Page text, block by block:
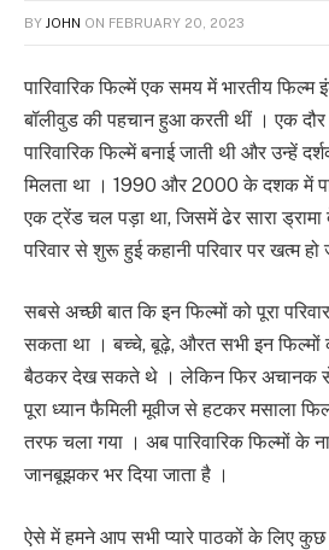
BY JOHN ON FEBRUARY 20, 2023
पारिवारिक फिल्में एक समय में भारतीय फिल्म
बॉलीवुड की पहचान हुआ करती थीं । एक
पारिवारिक फिल्में बनाई जाती थी और उन्हें
मिलता था । 1990 और 2000 के दशक में
एक ट्रेंड चल पड़ा था, जिसमें ढेर सारा
परिवार से शुरू हुई कहानी परिवार पर खत्म हो
सबसे अच्छी बात कि इन फिल्मों को पूरा
सकता था । बच्चे, बूढ़े, औरत सभी इन
बैठकर देख सकते थे । लेकिन फिर अचानक से
पूरा ध्यान फैमिली मूवीज से हटकर मसाला
तरफ चला गया । अब पारिवारिक फिल्मों के
जानबूझकर भर दिया जाता है ।
ऐसे में हमने आप सभी प्यारे पाठकों के लिए कुछ